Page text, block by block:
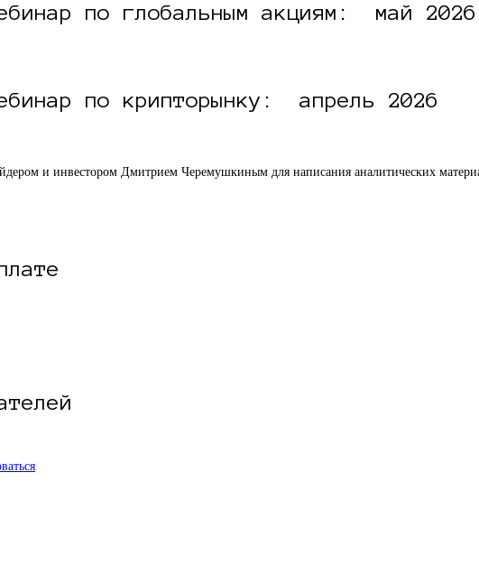
по глобальным акциям: май 2026
по крипторынку: апрель 2026
и инвестором Дмитрием Черемушкиным для написания аналитических